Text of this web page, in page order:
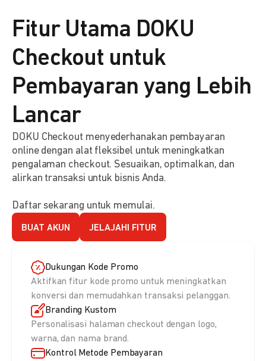
Fitur Utama DOKU
Checkout untuk
Pembayaran yang Lebih
Lancar
DOKU Checkout menyederhanakan pembayaran
online dengan alat fleksibel untuk meningkatkan
pengalaman checkout. Sesuaikan, optimalkan, dan
alirkan transaksi untuk bisnis Anda.
Daftar sekarang untuk memulai.
BUAT AKUN JELAJAHI FITUR
Dukungan Kode Promo
Aktifkan fitur kode promo untuk meningkatkan
konversi dan memudahkan transaksi pelanggan.
Branding Kustom
Personalisasi halaman checkout dengan logo,
warna, dan nama brand.
Kontrol Metode Pembayaran